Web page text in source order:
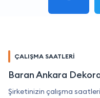
ÇALIŞMA SAATLERİ
Baran Ankara
Şirketinizin çalışma saatleri